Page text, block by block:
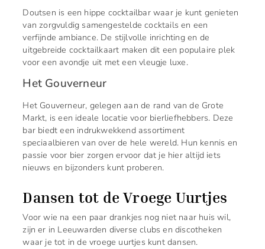
Doutsen is een hippe cocktailbar waar je kunt genieten
van zorgvuldig samengestelde cocktails en een
verfijnde ambiance. De stijlvolle inrichting en de
uitgebreide cocktailkaart maken dit een populaire plek
voor een avondje uit met een vleugje luxe.
Het Gouverneur
Het Gouverneur, gelegen aan de rand van de Grote
Markt, is een ideale locatie voor bierliefhebbers. Deze
bar biedt een indrukwekkend assortiment
speciaalbieren van over de hele wereld. Hun kennis en
passie voor bier zorgen ervoor dat je hier altijd iets
nieuws en bijzonders kunt proberen.
Dansen tot de Vroege Uurtjes
Voor wie na een paar drankjes nog niet naar huis wil,
zijn er in Leeuwarden diverse clubs en discotheken
waar je tot in de vroege uurtjes kunt dansen.